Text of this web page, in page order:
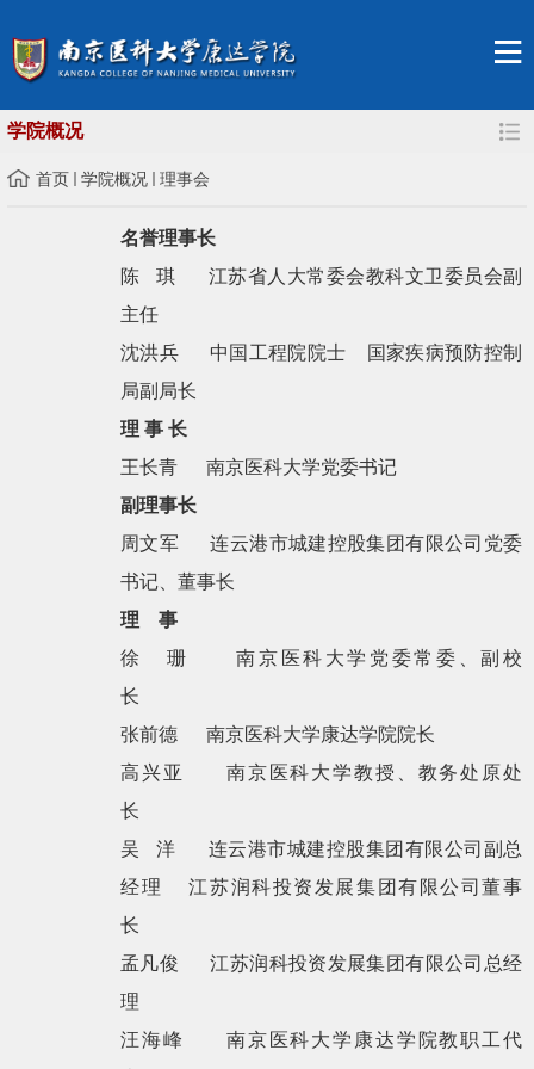
学院概况
首页 学院概况 理事会
名誉理事长
陈
琪
江苏省人大常委会教科文卫委员会副
主任
沈洪兵
中国工程院院士
国家疾病预防控制
局副局长
理 事 长
王长青
南京医科大学党委书记
副理事长
周文军
连云港市城建控股集团有限公司党委
书记、董事长
理
事
徐
珊
南京医科大学党委常委、副校
长
张前德
南京医科大学康达学院院长
高兴亚
南京医科大学教授、教务处原处
长
吴
洋
连云港市城建控股集团有限公司副总
经理江苏润科投资发展集团有限公司董事
长
孟凡俊
江苏润科投资发展集团有限公司总经
理
汪海峰
南京医科大学康达学院教职工代